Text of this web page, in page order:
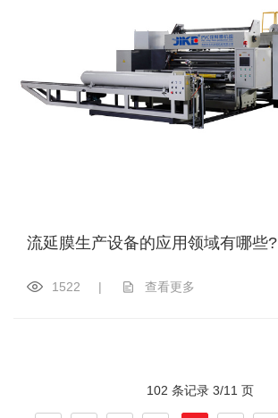
流延膜生产设备的应用领域有哪些?
1522 | 查看更多
102 条记录 3/11 页